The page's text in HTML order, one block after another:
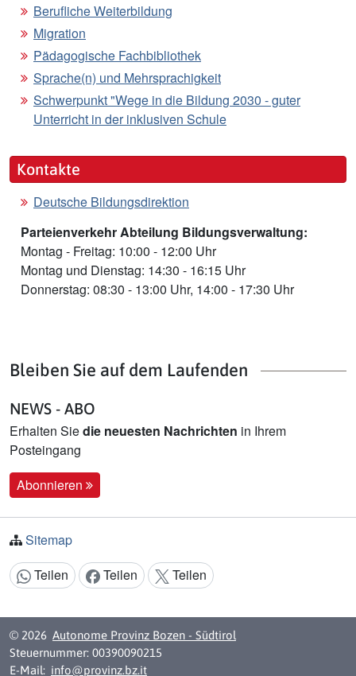
Berufliche Weiterbildung
Migration
Pädagogische Fachbibliothek
Sprache(n) und Mehrsprachigkeit
Schwerpunkt "Wege in die Bildung 2030 - guter
Unterricht in der inklusiven Schule
Kontakte
Deutsche Bildungsdirektion
Parteienverkehr Abteilung Bildungsverwaltung:
Montag - Freitag: 10:00 - 12:00 Uhr
Montag und Dienstag: 14:30 - 16:15 Uhr
Donnerstag: 08:30 - 13:00 Uhr, 14:00 - 17:30 Uhr
Bleiben Sie auf dem Laufenden
NEWS - ABO
Erhalten Siedie neuesten Nachrichten in Ihrem
Posteingang
Abonnieren
Sitemap
Inhalt teilen:
Teilen Teilen Teilen
© 2026 Autonome Provinz Bozen - Südtirol
Steuernummer: 00390090215
E-Mail: info@provinz.bz.it